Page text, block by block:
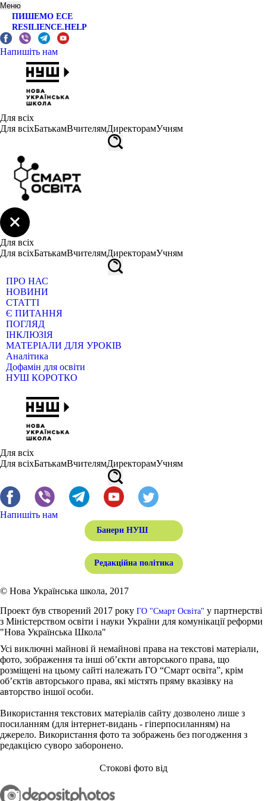
Меню
ПИШЕМО ЕСЕ
RESILIENCE.HELP
Напишіть нам
Для всіх
Для всіхБатькамВчителямДиректорамУчням
Для всіх
Для всіхБатькамВчителямДиректорамУчням
ПРО НАС
НОВИНИ
СТАТТІ
Є ПИТАННЯ
ПОГЛЯД
ІНКЛЮЗІЯ
МАТЕРІАЛИ ДЛЯ УРОКІВ
Аналітика
Дофамін для освіти
НУШ КОРОТКО
Для всіх
Для всіхБатькамВчителямДиректорамУчням
Напишіть нам
Банери НУШ
Редакційна політика
© Нова Українська школа, 2017
Проект був створений 2017 року ГО "Смарт Освіта" у партнерстві
з Міністерством освіти і науки України для комунікації реформи
"Нова Українська Школа"
Усі виключні майнові й немайнові права на текстові матеріали,
фото, зображення та інші об’єкти авторського права, що
розміщені на цьому сайті належать ГО “Смарт освіта”, крім
об’єктів авторського права, які містять пряму вказівку на
авторство іншої особи.
Використання текстових матеріалів сайту дозволено лише з
посиланням (для інтернет-видань - гіперпосиланням) на
джерело. Використання фото та зображень без погодження з
редакцією суворо заборонено.
Стокові фото від